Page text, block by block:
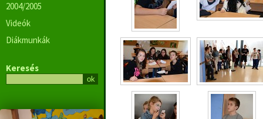
2004/2005
Videók
Diákmunkák
Keresés